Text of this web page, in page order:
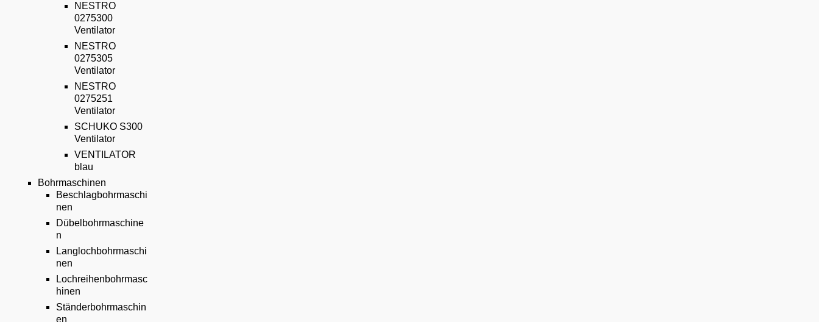
NESTRO
0275300
Ventilator
NESTRO
0275305
Ventilator
NESTRO
0275251
Ventilator
SCHUKO S300
Ventilator
VENTILATOR
blau
Bohrmaschinen
Beschlagbohrmaschi
nen
Dübelbohrmaschine
n
Langlochbohrmaschi
nen
Lochreihenbohrmasc
hinen
Ständerbohrmaschin
en